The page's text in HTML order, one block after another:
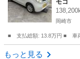
モコ
岡崎市
■ 支払総額: 13.8万円 ■
愛知 岡崎市
もっと見る